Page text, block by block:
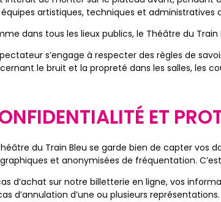
artistiques, techniques et administratives
dans tous les lieux publics, le Théâtre du
s’engage à respecter des règles de
le bruit et la propreté dans les salles, les
ET
du Train Bleu se garde bien de capter vos
et anonymisées de fréquentation.
d’achat sur notre billetterie en ligne, vos
d’annulation d’une ou plusieurs représentations.